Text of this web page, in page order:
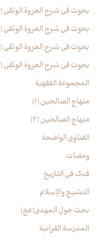
بحوث في شرح العروة الوثقی (۱)
بحوث في شرح العروة الوثقی (2)
بحوث في شرح العروة الوثقی (۳)
بحوث في شرح العروة الوثقی (4)
المجموعة الفقهیة
منهاج الصالحین (1)
منهاج الصالحین (2)
الفتاوی الواضحة
ومضات
فدک فی التاریخ
التشیع والإسلام
بحث حول المهدي(عج)
المدرسة القرآنیة